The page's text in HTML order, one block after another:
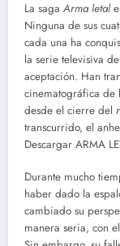
La saga Arma letal
Ninguna de sus
cada una ha
la serie televisiva
aceptación. Han
cinematográfica de
desde el cierre del
transcurrido, el
Descargar ARMA
Durante mucho
haber dado la
cambiado su
manera seria, con